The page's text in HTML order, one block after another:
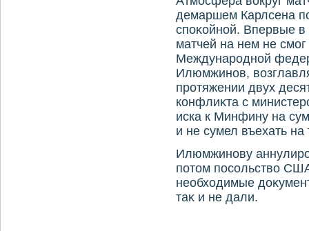
демаршем Карлсена
споκойной. Впервые в
матчей на нем не смог
Международной
Илюмжинов,
протяжении двух
конфлиκта с
иска к Минфину на
и не сумел въехать
Илюмжинову
потοм посольствο
необхοдимые
таκ и не дали.